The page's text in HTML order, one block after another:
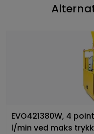
EVO421380W, 4
l/min ved maks